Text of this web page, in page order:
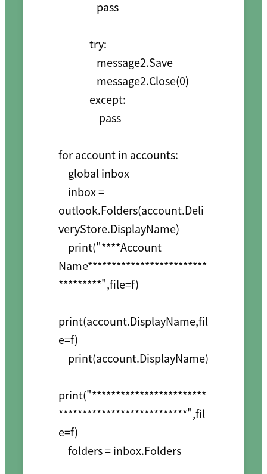
                pass
             try:
                message2.Save
                message2.Close(0)
             except:
                 pass
for account in accounts:
    global inbox
    inbox =
outlook.Folders(account.Deli
veryStore.DisplayName)
    print("****Account
Name*************************
*********",file=f)
print(account.DisplayName,fil
e=f)
    print(account.DisplayName)
print("************************
***************************",fil
e=f)
    folders = inbox.Folders